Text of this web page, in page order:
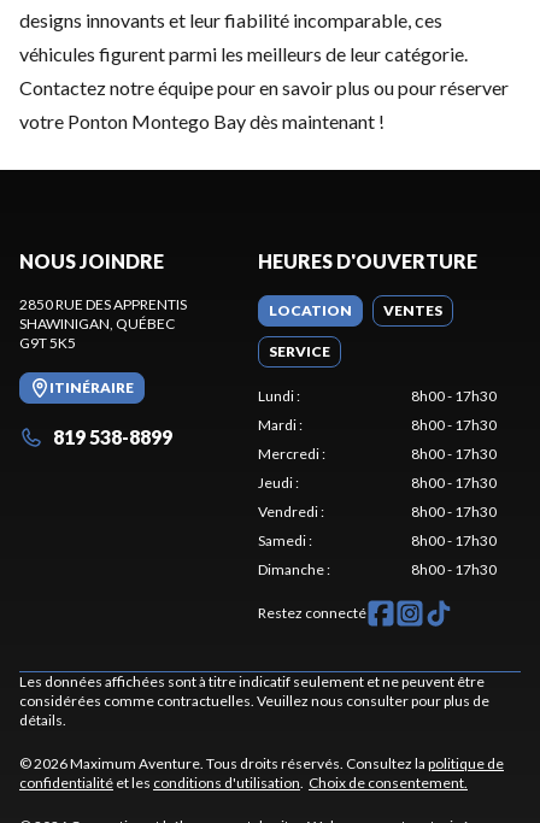
designs innovants et leur fiabilité incomparable, ces
véhicules figurent parmi les meilleurs de leur catégorie.
Contactez notre équipepour en savoir plus ou pour réserver
votre Ponton Montego Bay dès maintenant !
NOUS JOINDRE
2850 RUE DES APPRENTIS
SHAWINIGAN, QUÉBEC
G9T 5K5
ITINÉRAIRE
819 538-8899
HEURES D'OUVERTURE
LOCATION VENTES
SERVICE
Lundi:
8h00 - 17h30
Mardi:
8h00 - 17h30
Mercredi:
8h00 - 17h30
Jeudi:
8h00 - 17h30
Vendredi:
8h00 - 17h30
Samedi:
8h00 - 17h30
Dimanche: 8h00 - 17h30
Restez connecté
Les données affichées sont à titre indicatif seulement et ne peuvent être
considérées comme contractuelles. Veuillez nous consulter pour plus de
détails.
© 2026 Maximum Aventure. Tous droits réservés. Consultez la politique de
confidentialité et les conditions d'utilisation. Choix de consentement.